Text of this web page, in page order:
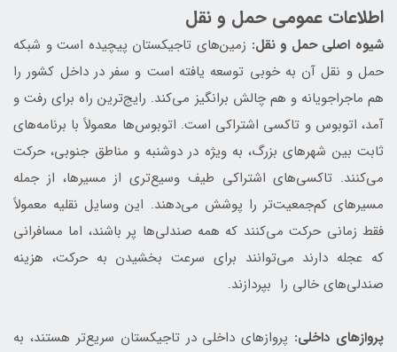
اطلاعات عمومی حمل و نقل
شیوه اصلی حمل و نقل: زمین‌های تاجیکستان پیچیده است و شبکه
حمل و نقل آن به خوبی توسعه یافته است و سفر در داخل کشور را
هم ماجراجویانه و هم چالش برانگیز می‌کند. رایج‌ترین راه برای رفت و
آمد، اتوبوس و تاکسی اشتراکی است. اتوبوس‌ها معمولاً با برنامه‌های
ثابت بین شهرهای بزرگ، به ویژه در دوشنبه و مناطق جنوبی، حرکت
می‌کنند. تاکسی‌های اشتراکی طیف وسیع‌تری از مسیرها، از جمله
مسیرهای کم‌جمعیت‌تر را پوشش می‌دهند. این وسایل نقلیه معمولاً
فقط زمانی حرکت می‌کنند که همه صندلی‌ها پر باشند، اما مسافرانی
که عجله دارند می‌توانند برای سرعت بخشیدن به حرکت، هزینه
صندلی‌های خالی را بپردازند.
پروازهای داخلی: پروازهای داخلی در تاجیکستان سریع‌تر هستند، به